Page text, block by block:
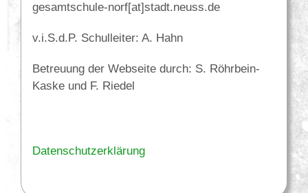
gesamtschule-norf[at]stadt.neuss.de
v.i.S.d.P. Schulleiter: A. Hahn
Betreuung der Webseite durch: S. Röhrbein-
Kaske und F. Riedel
Datenschutzerklärung